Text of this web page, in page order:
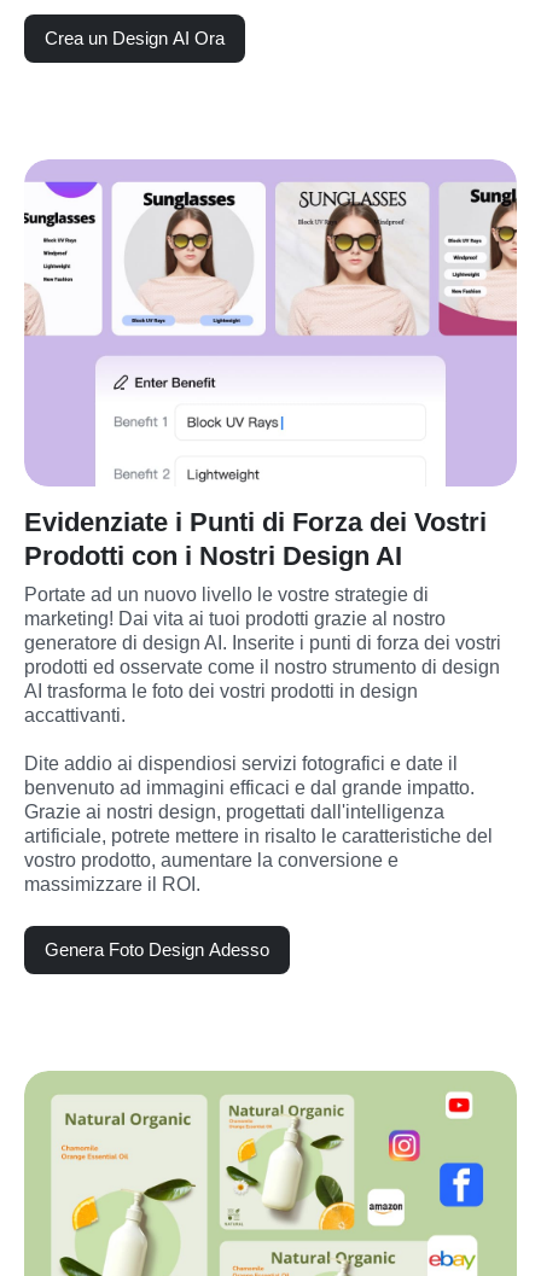
Crea un Design AI Ora
Evidenziate i Punti di Forza dei Vostri
Prodotti con i Nostri Design AI
Portate ad un nuovo livello le vostre strategie di
marketing! Dai vita ai tuoi prodotti grazie al nostro
generatore di design AI. Inserite i punti di forza dei vostri
prodotti ed osservate come il nostro strumento di design
AI trasforma le foto dei vostri prodotti in design
accattivanti.
Dite addio ai dispendiosi servizi fotografici e date il
benvenuto ad immagini efficaci e dal grande impatto.
Grazie ai nostri design, progettati dall'intelligenza
artificiale, potrete mettere in risalto le caratteristiche del
vostro prodotto, aumentare la conversione e
massimizzare il ROI.
Genera Foto Design Adesso